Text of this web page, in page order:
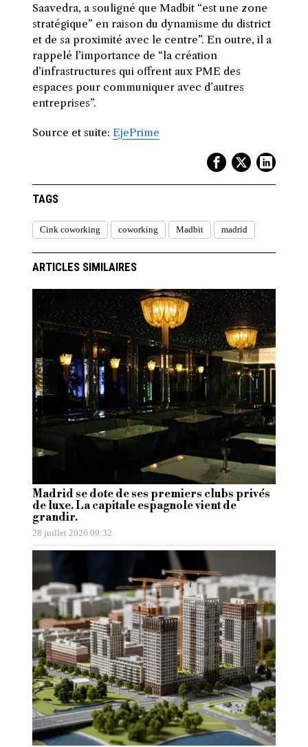
Saavedra, a souligné que Madbit “est une zone
stratégique” en raison du dynamisme du district
et de sa proximité avec le centre”. En outre, il a
rappelé l’importance de “la création
d’infrastructures qui offrent aux PME des
espaces pour communiquer avec d’autres
entreprises”.
Source et suite: EjePrime
TAGS
Cink coworking coworking Madbit madrid
ARTICLES SIMILAIRES
Madrid se dote de ses premiers clubs privés
de luxe. La capitale espagnole vient de
grandir.
28 juillet 2026 09:32